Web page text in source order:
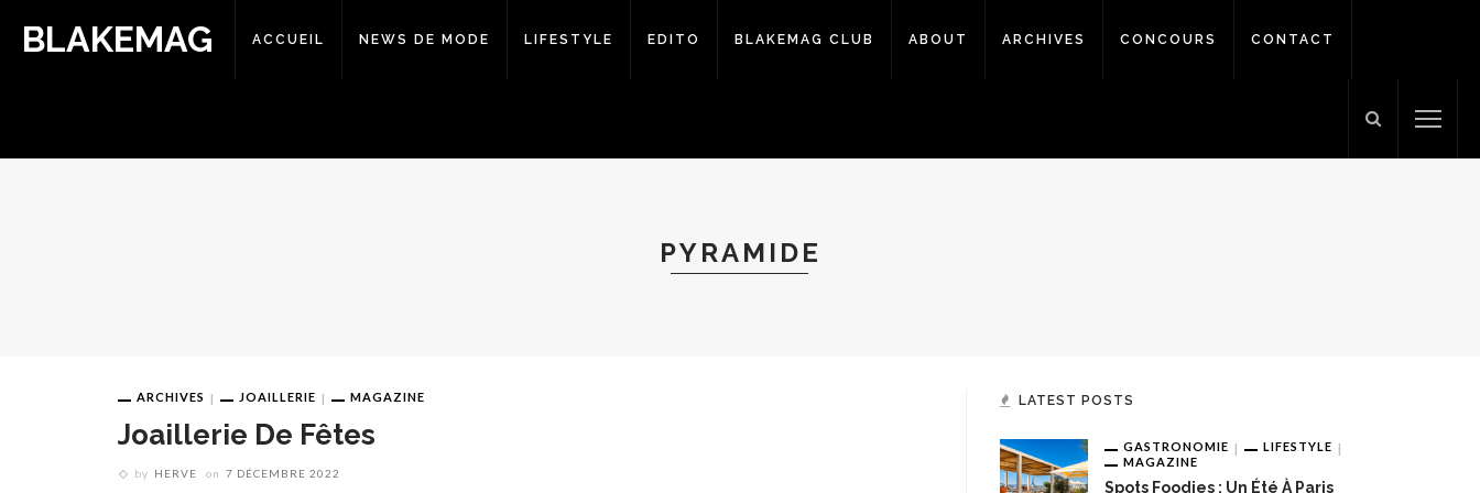
BLAKEMAG ACCUEIL NEWS DE MODE LIFESTYLE EDITO BLAKEMAG CLUB ABOUT ARCHIVES CONCOURS CONTACT
PYRAMIDE
ARCHIVES JOAILLERIE MAGAZINE
Joaillerie De Fêtes
by HERVE on 7 DÉCEMBRE 2022
LATEST POSTS
GASTRONOMIE
LIFESTYLE
MAGAZINE
Spots Foodies : Un Été À Paris